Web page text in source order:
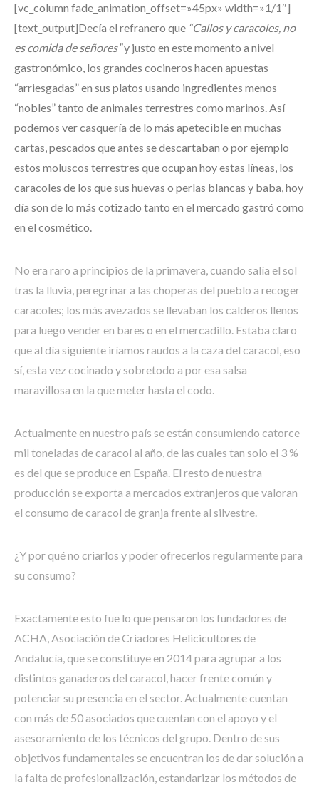
[vc_column fade_animation_offset=»45px» width=»1/1″]
[text_output]Decía el refranero que “Callos y caracoles, no
es comida de señores”y justo en este momento a nivel
gastronómico, los grandes cocineros hacen apuestas
“arriesgadas” en sus platos usando ingredientes menos
“nobles” tanto de animales terrestres como marinos. Así
podemos ver casquería de lo más apetecible en muchas
cartas, pescados que antes se descartaban o por ejemplo
estos moluscos terrestres que ocupan hoy estas líneas, los
caracoles de los que sus huevas o perlas blancas y baba, hoy
día son de lo más cotizado tanto en el mercado gastró como
en el cosmético.
No era raro a principios de la primavera, cuando salía el sol
tras la lluvia, peregrinar a las choperas del pueblo a recoger
caracoles; los más avezados se llevaban los calderos llenos
para luego vender en bares o en el mercadillo. Estaba claro
que al día siguiente iríamos raudos a la caza del caracol, eso
sí, esta vez cocinado y sobretodo a por esa salsa
maravillosa en la que meter hasta el codo.
Actualmente en nuestro país se están consumiendo catorce
mil toneladas de caracol al año, de las cuales tan solo el 3 %
es del que se produce en España. El resto de nuestra
producción se exporta a mercados extranjeros que valoran
el consumo de caracol de granja frente al silvestre.
¿Y por qué no criarlos y poder ofrecerlos regularmente para
su consumo?
Exactamente esto fue lo que pensaron los fundadores de
ACHA, Asociación de Criadores Helicicultores de
Andalucía, que se constituye en 2014 para agrupar a los
distintos ganaderos del caracol, hacer frente común y
potenciar su presencia en el sector. Actualmente cuentan
con más de 50 asociados que cuentan con el apoyo y el
asesoramiento de los técnicos del grupo. Dentro de sus
objetivos fundamentales se encuentran los de dar solución a
la falta de profesionalización, estandarizar los métodos de